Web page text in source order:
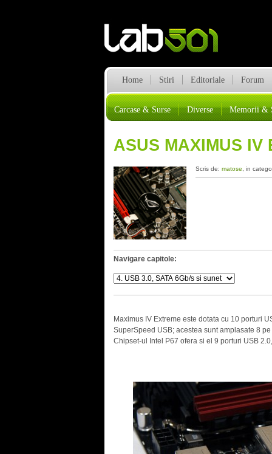
Home Stiri Editoriale Forum
Carcase & Surse Diverse Memorii &
ASUS MAXIMUS IV
Scris de: matose , in
Navigare capitole:
Maximus IV Extreme este dotata cu 10 porturi
SuperSpeed USB; acestea sunt amplasate 8
Chipset-ul Intel P67 ofera si el 9 porturi USB